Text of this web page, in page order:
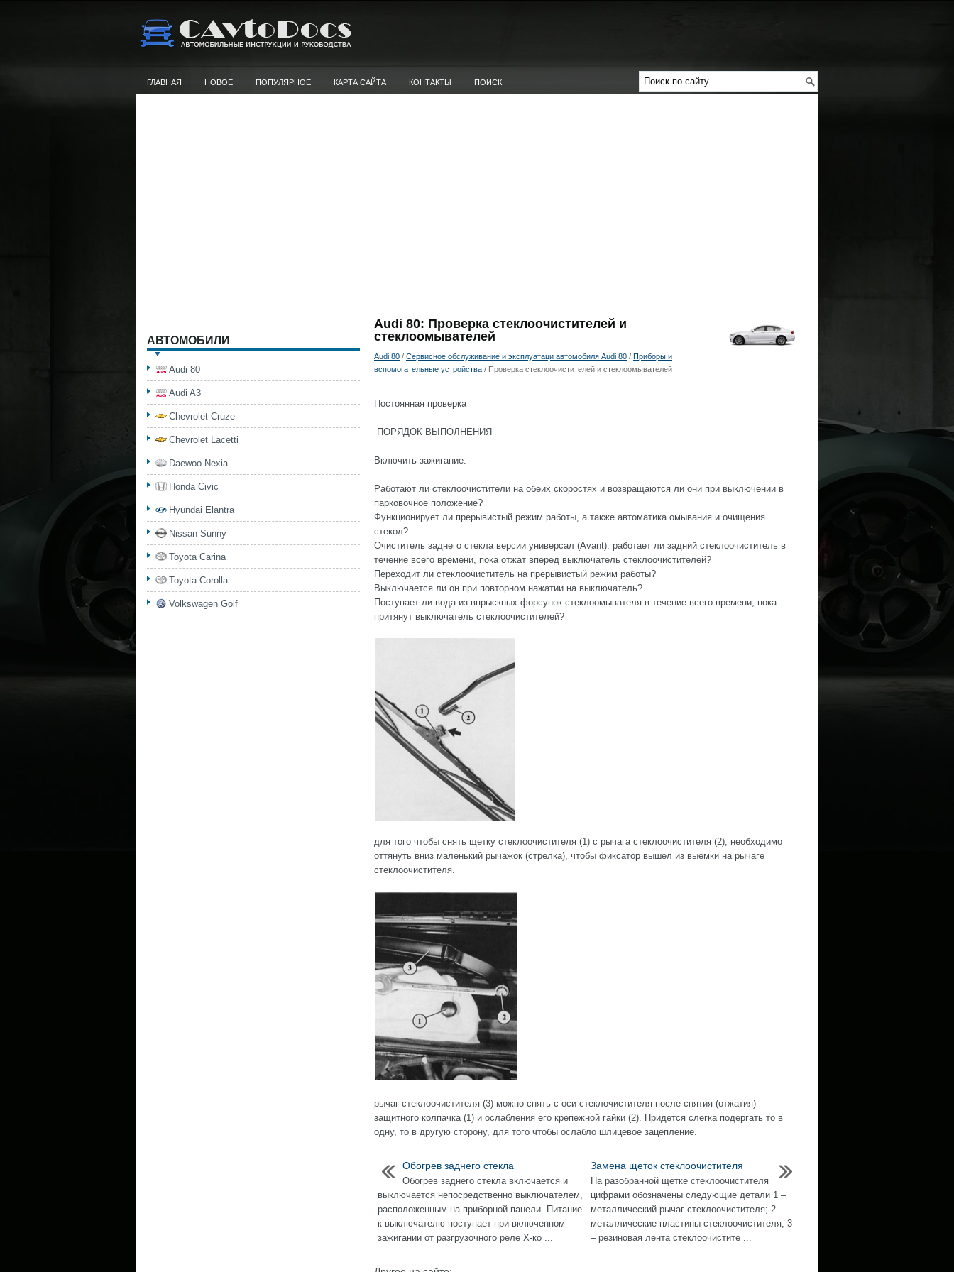
ГЛАВНАЯ НОВОЕ ПОПУЛЯРНОЕ КАРТА САЙТА КОНТАКТЫ ПОИСК
Audi 80: Проверка стеклоочистителей и
стеклоомывателей
Audi 80 / Сервисное обслуживание и эксплуатаци автомобиля Audi 80 / Приборы и
вспомогательные устройства / Проверка стеклоочистителей и стеклоомывателей
Постоянная проверка
ПОРЯДОК ВЫПОЛНЕНИЯ
Включить зажигание.
Работают ли стеклоочистители на обеих скоростях и возвращаются ли они при выключении в
парковочное положение?
Функционирует ли прерывистый режим работы, а также автоматика омывания и очищения
стекол?
Очиститель заднего стекла версии универсал (Avant): работает ли задний стеклоочиститель в
течение всего времени, пока отжат вперед выключатель стеклоочистителей?
Переходит ли стеклоочиститель на прерывистый режим работы?
Выключается ли он при повторном нажатии на выключатель?
Поступает ли вода из впрыскных форсунок стеклоомывателя в течение всего времени, пока
притянут выключатель стеклоочистителей?
для того чтобы снять щетку стеклоочистителя (1) с рычага стеклоочистителя (2), необходимо
оттянуть вниз маленький рычажок (стрелка), чтобы фиксатор вышел из выемки на рычаге
стеклоочистителя.
рычаг стеклоочистителя (3) можно снять с оси стеклочистителя после снятия (отжатия)
защитного колпачка (1) и ослабления его крепежной гайки (2). Придется слегка подергать то в
одну, то в другую сторону, для того чтобы ослабло шлицевое зацепление.
Обогрев заднего стекла
Обогрев заднего стекла включается и
выключается непосредственно выключателем,
расположенным на приборной панели. Питание
к выключателю поступает при включенном
зажигании от разгрузочного реле Х-ко ...
Замена щеток стеклоочистителя
На разобранной щетке стеклоочистителя
цифрами обозначены следующие детали 1 –
металлический рычаг стеклоочистителя; 2 –
металлические пластины стеклоочистителя; 3
– резиновая лента стеклоочистите ...
АВТОМОБИЛИ
Audi 80
Audi A3
Chevrolet Cruze
Chevrolet Lacetti
Daewoo Nexia
Honda Civic
Hyundai Elantra
Nissan Sunny
Toyota Carina
Toyota Corolla
Volkswagen Golf